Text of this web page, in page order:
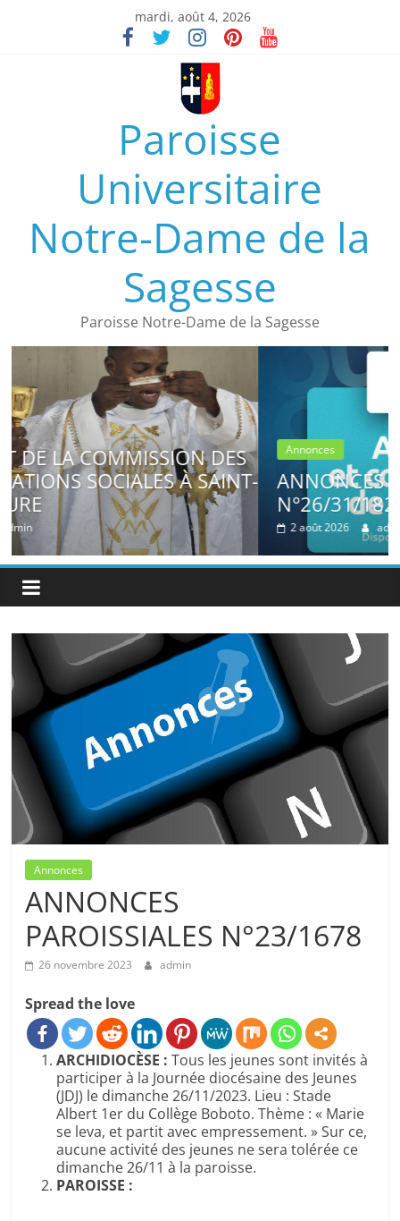
mardi, août 4, 2026
Paroisse
Universitaire
Notre-Dame de la
Sagesse
Paroisse Notre-Dame de la Sagesse
Annonces
ANNONCES PAROISSIALES
N°26/31/1823
2 août 2026 admin
Annonces
ANNONCES
PAROISSIALES N°23/1678
26 novembre 2023 admin
Spread the love
ARCHIDIOCÈSE :Tous les jeunes sont invités à
participer à la Journée diocésaine des Jeunes
(JDJ) le dimanche 26/11/2023. Lieu : Stade
Albert 1er du Collège Boboto. Thème : « Marie
se leva, et partit avec empressement. » Sur ce,
aucune activité des jeunes ne sera tolérée ce
dimanche 26/11 à la paroisse.
PAROISSE :